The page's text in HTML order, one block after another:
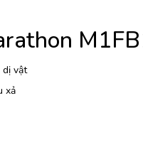
dị vật
xả